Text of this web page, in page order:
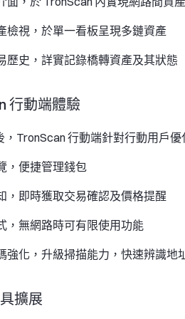
檢視 ，於單一看板呈現多鏈資產
歷史 ，詳實記錄橋轉資產及其狀態
行動端體驗
，TronScan 行動端針對行動用戶優
，便捷管理錢包
，即時獲取交易確認及價格提醒
，無網路時可有限使用功能
強化 ，升級掃描能力，快速辨識地
擴展